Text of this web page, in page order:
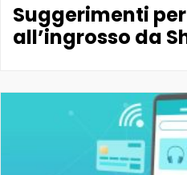
Suggerimenti
all’ingrosso da